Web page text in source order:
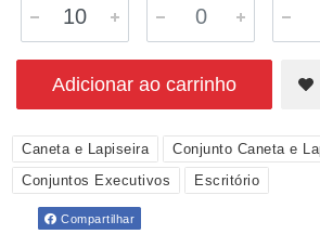
Adicionar ao carrinho
Caneta e Lapiseira
Conjunto Caneta e
Conjuntos Executivos
Escritório
Compartilhar